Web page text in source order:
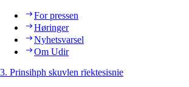
For pressen
Høringer
Nyhetsvarsel
Om Udir
3. Prinsihph skuvlen rïektesisnie